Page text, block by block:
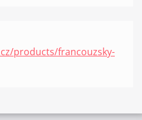
products/francouzsky-